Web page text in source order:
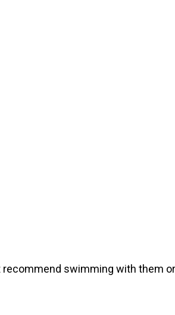
swimming with them